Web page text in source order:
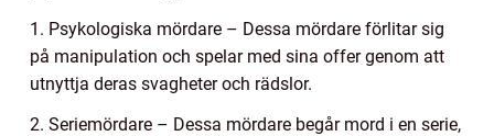
1. Psykologiska mördare – Dessa mördare förlitar sig
på manipulation och spelar med sina offer genom att
utnyttja deras svagheter och rädslor.
2. Seriemördare – Dessa mördare begår mord i en serie,